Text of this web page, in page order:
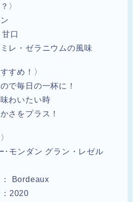
〉
口
レ・ゼラニウムの風味
すめ！〉
で毎日の一杯に！
わいたい時
さをプラス！
･モンダン グラン・レゼル
Bordeaux
2020